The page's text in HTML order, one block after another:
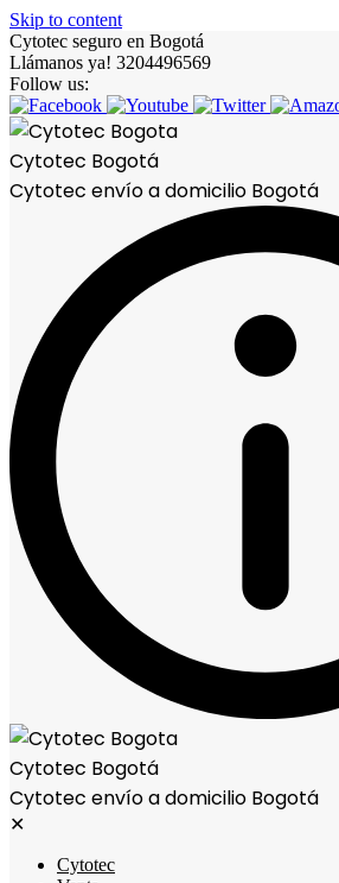
Skip to content
Cytotec seguro en Bogotá
Llámanos ya! 3204496569
Follow us:
Cytotec Bogotá
Cytotec envío a domicilio Bogotá
Cytotec Bogotá
Cytotec envío a domicilio Bogotá
✕
Cytotec